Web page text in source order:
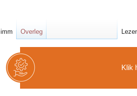
Klik
imm Overleg